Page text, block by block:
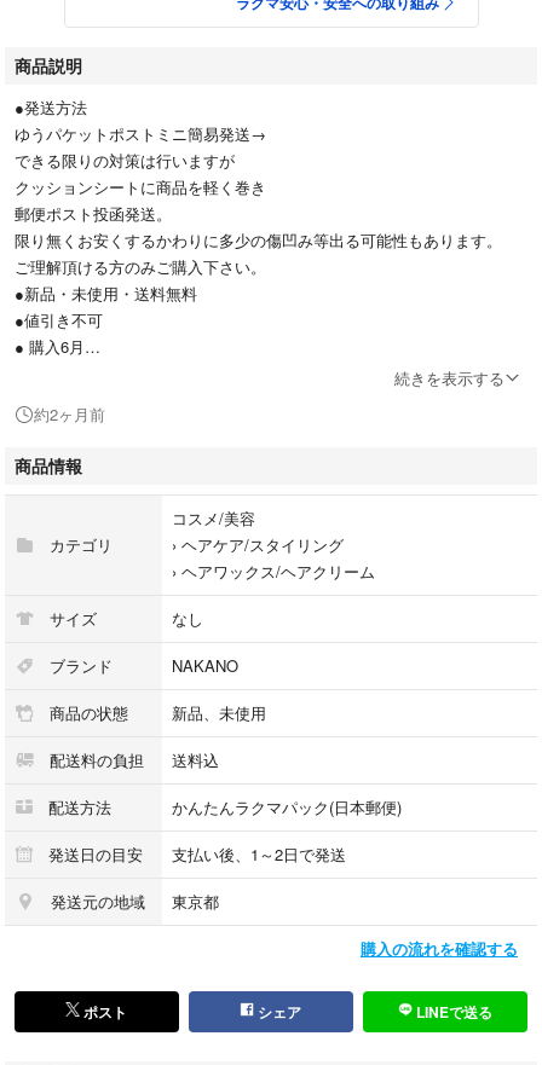
商品説明
●発送方法
ゆうパケットポストミニ簡易発送→
できる限りの対策は行いますが
クッションシートに商品を軽く巻き
郵便ポスト投函発送。
限り無くお安くするかわりに多少の傷凹み等出る可能性もあります。
ご理解頂ける方のみご購入下さい。
●新品・未使用・送料無料
●値引き不可
● 購入6月
ナカノ スタイリングワックス 3C
(クリームタイプ)90g×1本
●【生産国】日本製
●日常の匂いにも安心、タバコ、ペットもいません。専用部屋にて保管
●15時前後発送手続き、都合により多少前後あり。
(土日祝日は休みの場合あり)
●ご注文時、配送が遅れる場合、配送時⇨
発送予定日のご連絡、発送のご連絡等基本的に24時間以内のご返信(土日
祝日の場合はご返信は遅れる場合あり)
続きを表示する
約2ヶ月前
商品情報
カテゴリ
コスメ/美容
› ヘアケア/スタイリング
› ヘアワックス/ヘアクリーム
サイズ なし
ブランド NAKANO
商品の状態 新品、未使用
配送料の負担 送料込
配送方法 かんたんラクマパック(日本郵便)
発送日の目安 支払い後、1～2日で発送
発送元の地域 東京都
購入の流れを確認する
ポスト シェア LINEで送る